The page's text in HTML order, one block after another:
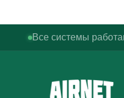
Все системы